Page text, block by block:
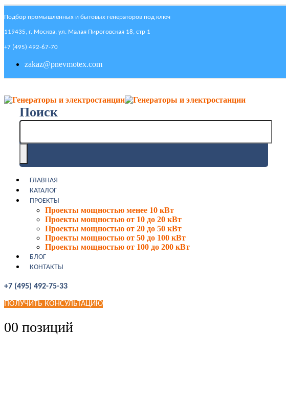
Подбор промышленных и бытовых генераторов под ключ
119435, г. Москва, ул. Малая Пироговская 18, стр 1
+7 (495) 492-67-70
zakaz@pnevmotex.com
Поиск
ГЛАВНАЯ
КАТАЛОГ
ПРОЕКТЫ
Проекты мощностью менее 10 кВт
Проекты мощностью от 10 до 20 кВт
Проекты мощностью от 20 до 50 кВт
Проекты мощностью от 50 до 100 кВт
Проекты мощностью от 100 до 200 кВт
БЛОГ
КОНТАКТЫ
+7 (495) 492-75-33
ПОЛУЧИТЬ КОНСУЛЬТАЦИЮ
00 позиций